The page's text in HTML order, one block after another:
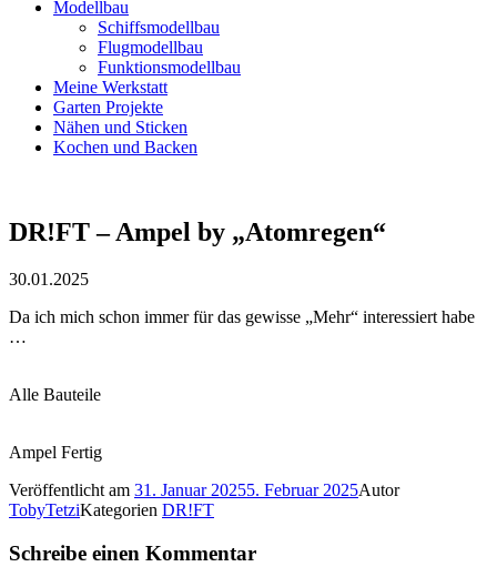
Modellbau
Schiffsmodellbau
Flugmodellbau
Funktionsmodellbau
Meine Werkstatt
Garten Projekte
Nähen und Sticken
Kochen und Backen
DR!FT – Ampel by „Atomregen“
30.01.2025
Da ich mich schon immer für das gewisse „Mehr“ interessiert habe
…
Alle Bauteile
Ampel Fertig
Veröffentlicht am 31. Januar 20255. Februar 2025Autor
TobyTetziKategorien DR!FT
Schreibe einen Kommentar